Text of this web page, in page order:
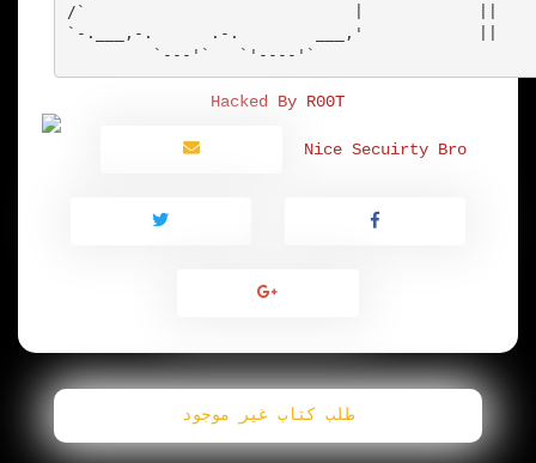
/`                            |            ||
`-.___,-.      .-.        ___,'            ||
Hacked By R00T
Nice Secuirty Bro
طلب كتاب غير موجود